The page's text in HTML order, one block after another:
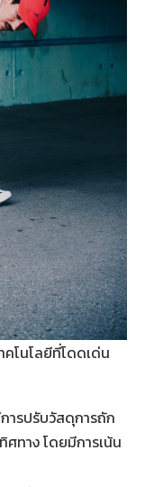
คโนโลยีที่โดดเด่น
การปรับวัสดุการถัก
ทาง โดยมีการเน้น